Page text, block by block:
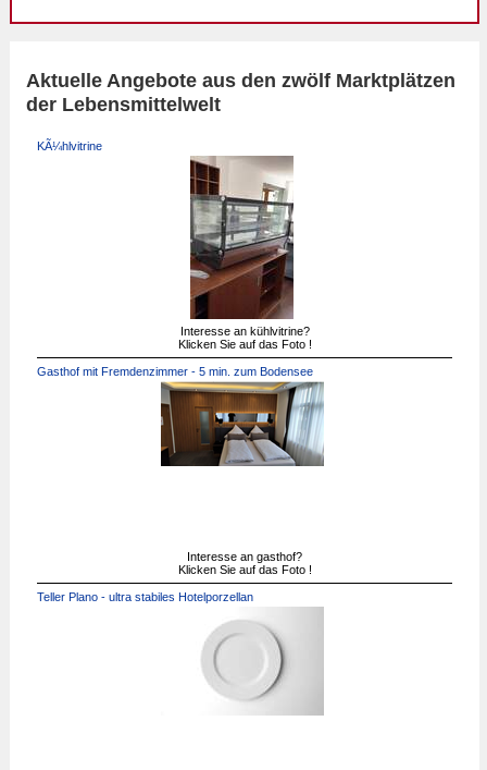
Aktuelle Angebote aus den zwölf Marktplätzen
der Lebensmittelwelt
KÃ¼hlvitrine
Interesse an kühlvitrine?
Klicken Sie auf das Foto !
Gasthof mit Fremdenzimmer - 5 min. zum Bodensee
Interesse an gasthof?
Klicken Sie auf das Foto !
Teller Plano - ultra stabiles Hotelporzellan